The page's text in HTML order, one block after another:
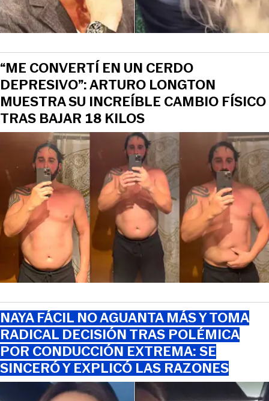
“ME CONVERTÍ EN UN CERDO
DEPRESIVO”: ARTURO LONGTON
MUESTRA SU INCREÍBLE CAMBIO FÍSICO
TRAS BAJAR 18 KILOS
NAYA FÁCIL NO AGUANTA MÁS Y TOMA
RADICAL DECISIÓN TRAS POLÉMICA
POR CONDUCCIÓN EXTREMA: SE
SINCERÓ Y EXPLICÓ LAS RAZONES